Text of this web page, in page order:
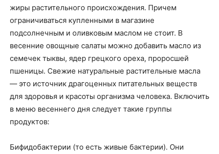
жиры растительного происхождения. Причем
ограничиваться купленными в магазине
подсолнечным и оливковым маслом не стоит. В
весенние овощные салаты можно добавить масло из
семечек тыквы, ядер грецкого ореха, проросшей
пшеницы. Свежие натуральные растительные масла
— это источник драгоценных питательных веществ
для здоровья и красоты организма человека. Включить
в меню весеннего дня следует такие группы
продуктов:
Бифидобактерии (то есть живые бактерии). Они